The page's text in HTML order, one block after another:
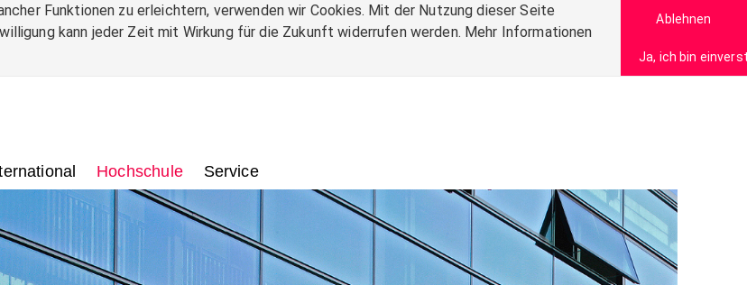
Funktionen zu erleichtern, verwenden wir Cookies. Mit der Nutzung dieser Seite
kann jeder Zeit mit Wirkung für die Zukunft widerrufen werden. Mehr Informationen
Ablehnen
Ja, ich bin
Hochschule Service